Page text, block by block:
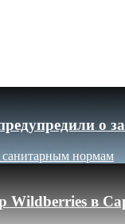
о
санитарным нормам
Wildberries в